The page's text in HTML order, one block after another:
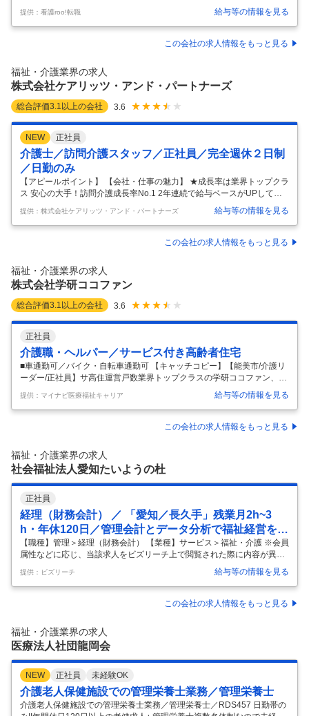
介助、清拭、手足浴 ・点滴、注射、血糖値測定、吸引、CAPD管理、褥
瘡予防など ・呼吸器管理 ・終末期看護 ・簡単なリハビリ …
提供：看護roo!転職 給与等の情報を見る
この会社の求人情報をもっと見る
福祉・介護業界の求人
株式会社ケアリッツ・アンド・パートナーズ
総合評価3.1 以上の会社 3.6
NEW 正社員
介護士／訪問介護スタッフ／正社員／完全週休２日制
／日勤のみ
【アピールポイント】 【会社・仕事の魅力】 ★成長率は業界トップクラ
ス 安心の大手！訪問介護成長率No.1 2年連続で給与ベースがUPしてい
ます。 ★夜勤なしで、高収入 24時間交代制勤務の介護の会社が多い
中、従業員が健全に働けるよう当社の仕事は遅くとも19:00までです。
★過剰な要求はお断りすることも 「人と人との繋がり」だからこそ、 無
理な依頼や理不尽な対応を受ける場合は その利用者さまと契約を終了す
責任ある仕事は正直不安…」 という方など色々な考えを持つ方に喜ばれ
ています。 【仕事内容】 訪問介護スタッフとして 介護が
提供：株式会社ケアリッツ・アンド・パートナーズ 給与等の情報を見る
この会社の求人情報をもっと見る
福祉・介護業界の求人
株式会社学研ココファン
総合評価3.1 以上の会社 3.6
正社員
介護職・ヘルパー／サービス付き高齢者住宅
■車通勤可／バイク・自転車通勤可 【キャッチコピー】【能美市/介護リ
ーダー/正社員】サ高住運営戸数業界トップクラスの学研ココファン、ケ
アリーダーにチャレンジしてみませんか？ 【お仕事内容】あなたにお願
いしたいのは、ケアリーダーとしてスタッフのサポートと、フロア全体
の取りまとめです！ 具体的には、スタッフの育成・管理やオリエンテー
ション・同行サービス含めた教育研修、管理者の補佐など、ケアリーダ
職」から！今後管理者を目指したい方ぜひチャレンジを！ 学研なら「リ
ーダー」→「サービス提供責任者」→「管理者」→「事業所長」→「ブ
ロック長」…
提供：マイナビ医療福祉キャリア 給与等の情報を見る
この会社の求人情報をもっと見る
福祉・介護業界の求人
社会福祉法人愛知たいようの杜
正社員
経理（財務会計） ／ 「愛知／長久手」残業月2h~3
h・年休120日／管理会計とデータ分析で福祉経営を支
える管理部門×コーポレート職
【職種】管理＞経理（財務会計） 【業種】サービス＞福祉・介護 ※会員
属性などに応じ、当該求人をビズリーチ上で閲覧された際に内容が異な
る場合があります 【会社紹介】 愛知県長久手市を拠点に、特別養護老人
ホームやケアハウス、デイサービスなど多岐にわたる福祉事業を展開し
ています。 私たちの特徴は「ゴジカラ村」という名称に象徴される、多
世代が自然の中で混ざり合い共生する独自のコミュニティ運営にありま
世代の福祉経営を支える管理体制の強化を進めています 。 【採用背景】
今後、様々な世代の人たちが共に暮らし、生きる "雑木林 "のような人
提供：ビズリーチ 給与等の情報を見る
この会社の求人情報をもっと見る
福祉・介護業界の求人
医療法人社団龍岡会
NEW 正社員 未経験OK
介護老人保健施設での管理栄養士業務／管理栄養士
介護老人保健施設での管理栄養士業務／管理栄養士／RDS457 日勤帯の